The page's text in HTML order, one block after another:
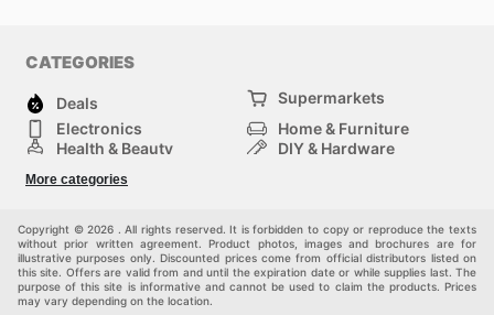
CATEGORIES
Deals
Supermarkets
Electronics
Home & Furniture
Health & Beauty
DIY & Hardware
Auto & Moto
More categories
Copyright © 2026 . All rights reserved. It is forbidden to copy or reproduce the texts
without prior written agreement. Product photos, images and brochures are for
illustrative purposes only. Discounted prices come from official distributors listed on
this site. Offers are valid from and until the expiration date or while supplies last. The
purpose of this site is informative and cannot be used to claim the products. Prices
may vary depending on the location.